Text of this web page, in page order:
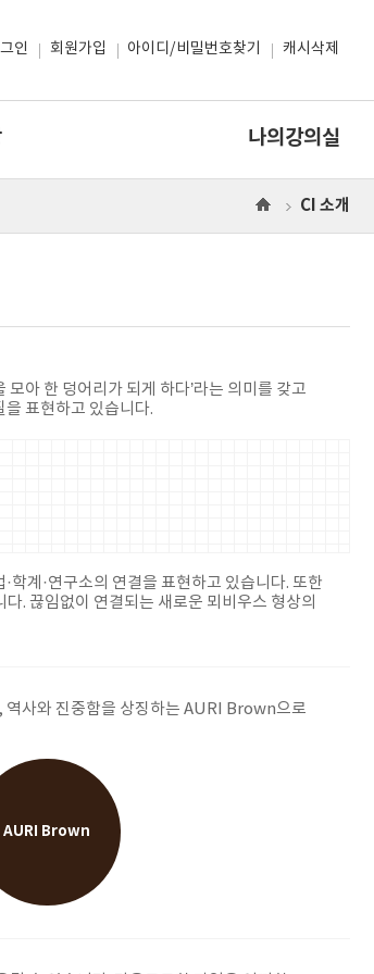
인 회원가입 아이디/비밀번호찾기 캐시삭제
나의강의실
CI 소개
아 한 덩어리가 되게 하다’라는 의미를 갖고
표현하고 있습니다.
계·연구소의 연결을 표현하고 있습니다. 또한
. 끊임없이 연결되는 새로운 뫼비우스 형상의
사와 진중함을 상징하는 AURI Brown으로
AURI Brown